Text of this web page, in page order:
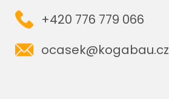
+420 776 779 066
ocasek@kogabau.cz